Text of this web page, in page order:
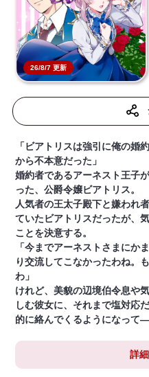
26/8/7 更新
「ビアトリスは強引に俺の婚
から不本意だった」
婚約者であるアーネスト王子
った、公爵令嬢ビアトリス。
人気者の王太子殿下と嫌われ
ていたビアトリスだったが、
ことを決意する。
「今までアーネストさまにか
り交流してこなかったわね。
わ」
けれど、美貌の辺境伯令息や
しむ彼女に、それまで塩対応
的に絡んでくるようになっ
詳